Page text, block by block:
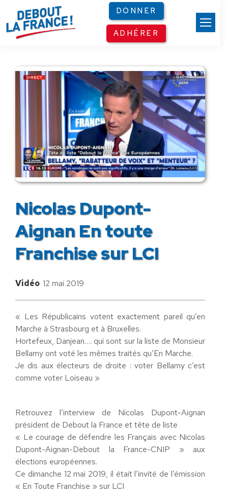
DONNER
ADHÉRER
Nicolas Dupont-
Aignan En toute
Franchise sur LCI
Vidéo 12 mai 2019
« Les Républicains votent exactement pareil qu’en
Marche à Strasbourg et à Bruxelles.
Hortefeux, Danjean…. qui sont sur la liste de Monsieur
Bellamy ont voté les mêmes traités qu’En Marche.
Je dis aux électeurs de droite : voter Bellamy c’est
comme voter Loiseau »
Retrouvez l’interview de Nicolas Dupont-Aignan
président de Debout la France et tête de liste
« Le courage de défendre les Français avec Nicolas
Dupont-Aignan-Debout la France-CNIP » aux
élections européennes.
Ce dimanche 12 mai 2019, il était l’invité de l’émission
« En Toute Franchise » sur LCI
Panneau de gestion des cookies